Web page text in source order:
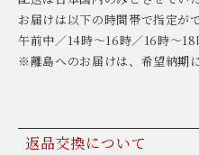
お届けは以下の時間帯で指定がで
午前中／14時〜16時／16時〜
※離島へのお届けは、希望納期
返品交換について